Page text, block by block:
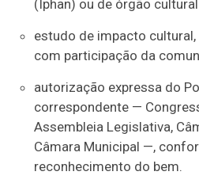
(Iphan) ou de órgão
estudo de impacto
com participação da
autorização expressa do
correspondente —
Assembleia Legislativa,
Câmara Municipal —,
reconhecimento do bem.